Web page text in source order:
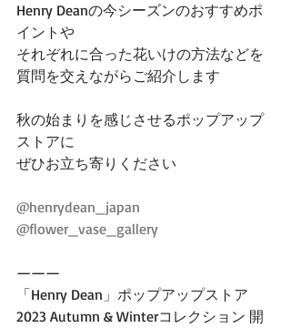
Henry Deanの今シーズンのおすすめポ
イントや
それぞれに合った花いけの方法などを
質問を交えながらご紹介します
秋の始まりを感じさせるポップアップ
ストアに
ぜひお立ち寄りください
@henrydean_japan
@flower_vase_gallery
———
「Henry Dean」ポップアップストア
2023 Autumn & Winterコレクション 開